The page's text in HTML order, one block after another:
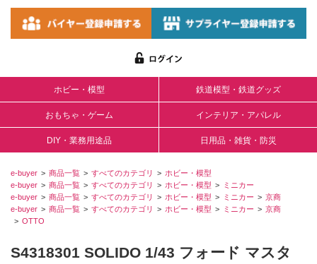
ホビー・模型 鉄道模型・鉄道グッズ
おもちゃ・ゲーム インテリア・アパレル
DIY・業務用途品 日用品・雑貨・防災
e-buyer 商品一覧 すべてのカテゴリ
ホビー・模型
e-buyer
商品一覧 すべてのカテゴリ ホビー・模型
ミニカー
e-buyer
商品一覧 すべてのカテゴリ ホビー・模型 ミニカー
京商
e-buyer
商品一覧 すべてのカテゴリ ホビー・模型 ミニカー
京商
OTTO
S4318301 SOLIDO 1/43 フォード マスタ